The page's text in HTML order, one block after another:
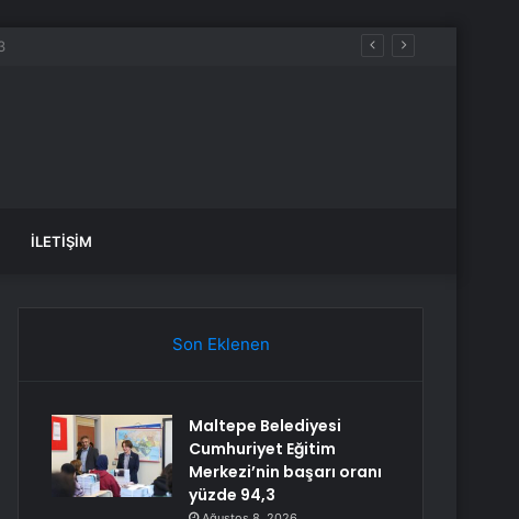
İLETIŞIM
Son Eklenen
Maltepe Belediyesi
Cumhuriyet Eğitim
Merkezi’nin başarı oranı
yüzde 94,3